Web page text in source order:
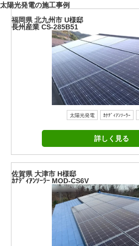
太陽光発電の施工事例
福岡県 北九州市 U様邸
長州産業 CS-285B51
太陽光発電 ｶﾅﾃﾞｨｱﾝｿｰﾗｰ
詳しく見る
佐賀県 大津市 H様邸
ｶﾅﾃﾞｨｱﾝｿｰﾗｰ MOD-CS6V